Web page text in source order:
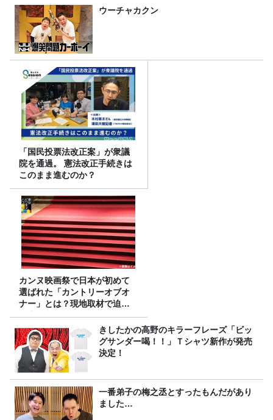
ウーチャカクン
「国民投票法改正案」が衆議
院を通過。 憲法改正手続きは
このまま進むのか？
カンヌ映画祭で日本が初めて
選ばれた「カントリーオブオ
ナー」とは？現地取材で迫る
選出の意味
きしたかの高野のキラーフレーズ「ビッ
グサンダー喝！！」Ｔシャツ新作が発売
決定！
一番弟子の梅之丞とすったもんだがあり
ました…